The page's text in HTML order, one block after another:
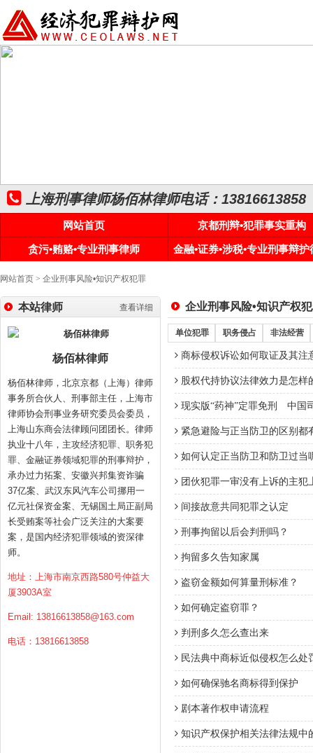
上海刑事律师杨佰林律师电话：13816613858
网站首页
京都刑辩•犯罪事实重构
贪污•贿赂•专业刑事律师
金融•证券•涉税•专业刑事辩护
网站首页 > 企业刑事风险•知识产权犯罪
查看详细
本站律师
杨佰林律师
杨佰林律师，北京京都（上海）律师
事务所合伙人、刑事部主任，上海市
律师协会刑事业务研究委员会委员，
上海山东商会法律顾问团团长。律师
执业十八年，主攻经济犯罪、职务犯
罪、金融证券领域犯罪的刑事辩护，
承办过力拓案、安徽兴邦集资诈骗
37亿案、武汉东风汽车公司挪用一
亿元社保资金案、无锡国土局正副局
长受贿案等社会广泛关注的大案要
案，是国内经济犯罪领域的资深律
师。
地址：上海市南京西路580号仲益大
厦3903A室
Email: 13816613858@163.com
电话：13816613858
企业刑事风险•知识产权
单位犯罪 职务侵占 非法经营
商标侵权诉讼如何取证及其注
股权代持协议法律效力是怎样
现实版“药神”定罪免刑 中国
紧急避险与正当防卫的区别都
如何认定正当防卫和防卫过当
团伙犯罪一审没有上诉的主
间接故意共同犯罪之认定
刑事拘留以后会判刑吗？
拘留多久告知家属
盗窃金额如何算量刑标准？
如何确定盗窃罪？
判刑多久怎么查出来
民法典中商标近似侵权怎么处
如何确保驰名商标得到保护
剧本著作权申请流程
知识产权保护相关法律法规中